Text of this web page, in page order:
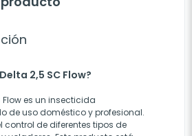
2,5 SC Flow?
Flow es un insecticida
de uso doméstico y profesional.
control de diferentes tipos de